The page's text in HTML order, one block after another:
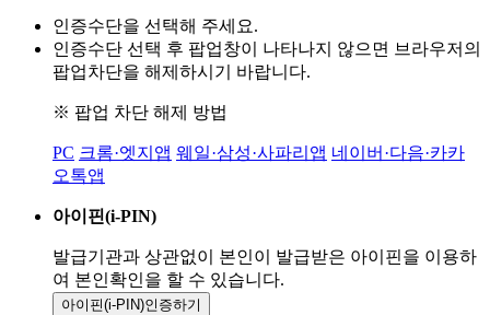
인증수단을 선택해 주세요.
인증수단 선택 후 팝업창이 나타나지 않으면 브라우저의
팝업차단을 해제하시기 바랍니다.
※ 팝업 차단 해제 방법
PC 크롬·엣지앱 웨일·삼성·사파리앱 네이버·다음·카카
오톡앱
아이핀(i-PIN)
발급기관과 상관없이 본인이 발급받은 아이핀을 이용하
여 본인확인을 할 수 있습니다.
아이핀(i-PIN)인증하기